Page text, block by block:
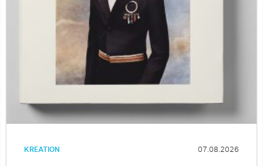
KREATION 07.08.2026